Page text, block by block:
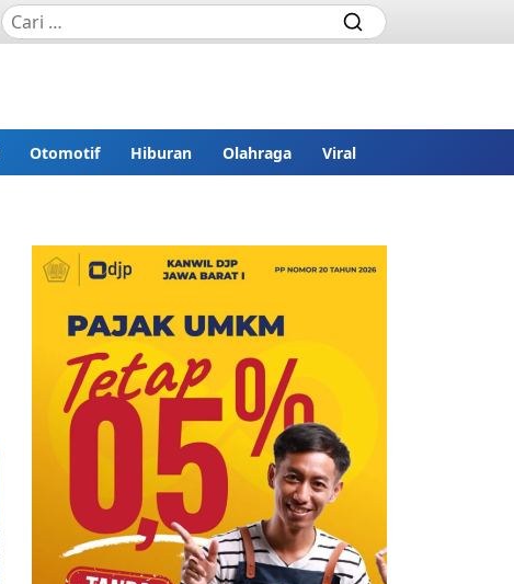
Otomotif Hiburan Olahraga Viral